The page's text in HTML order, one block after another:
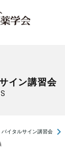
イン講習会
バイタルサイン講習会 navigate_next